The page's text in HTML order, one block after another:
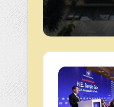
और
होगा
सकता